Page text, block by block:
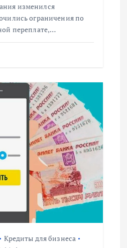
изменился
ограничения по
переплате,…
Кредиты для бизнеса